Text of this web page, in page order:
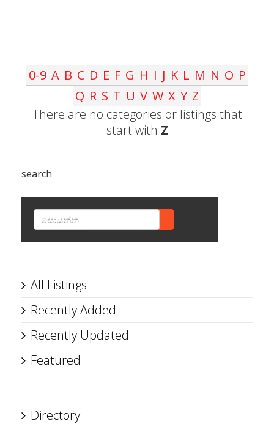
0-9 A B C D E F G H I J K L M N O P
Q R S T U V W X Y Z
There are no categories or listings that
start with Z
search
All Listings
Recently Added
Recently Updated
Featured
Directory